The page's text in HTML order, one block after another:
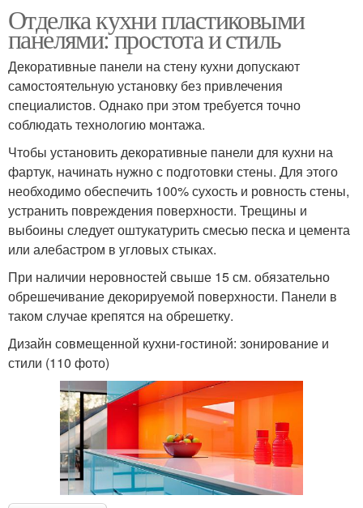
Отделка кухни пластиковыми
панелями: простота и стиль
Декоративные панели на стену кухни допускают
самостоятельную установку без привлечения
специалистов. Однако при этом требуется точно
соблюдать технологию монтажа.
Чтобы установить декоративные панели для кухни на
фартук, начинать нужно с подготовки стены. Для этого
необходимо обеспечить 100% сухость и ровность стены,
устранить повреждения поверхности. Трещины и
выбоины следует оштукатурить смесью песка и цемента
или алебастром в угловых стыках.
При наличии неровностей свыше 15 см. обязательно
обрешечивание декорируемой поверхности. Панели в
таком случае крепятся на обрешетку.
Дизайн совмещенной кухни-гостиной: зонирование и
стили (110 фото)